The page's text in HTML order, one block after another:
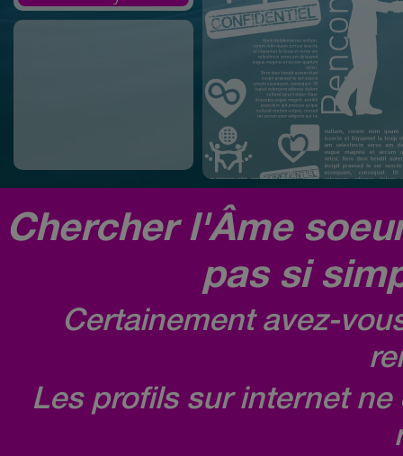
Chercher l'Âme
pas si
Certainement avez-
Les profils sur internet